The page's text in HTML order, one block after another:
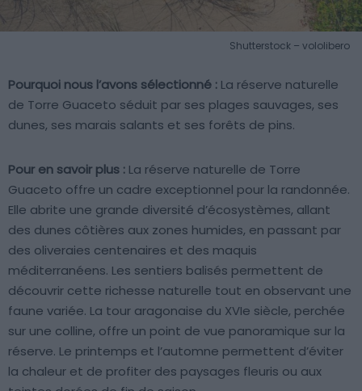
Shutterstock – vololibero
Pourquoi nous l’avons sélectionné : La réserve naturelle
de Torre Guaceto séduit par ses plages sauvages, ses
dunes, ses marais salants et ses forêts de pins.
Pour en savoir plus : La réserve naturelle de Torre
Guaceto offre un cadre exceptionnel pour la randonnée.
Elle abrite une grande diversité d’écosystèmes, allant
des dunes côtières aux zones humides, en passant par
des oliveraies centenaires et des maquis
méditerranéens. Les sentiers balisés permettent de
découvrir cette richesse naturelle tout en observant une
faune variée. La tour aragonaise du XVIe siècle, perchée
sur une colline, offre un point de vue panoramique sur la
réserve. Le printemps et l’automne permettent d’éviter
la chaleur et de profiter des paysages fleuris ou aux